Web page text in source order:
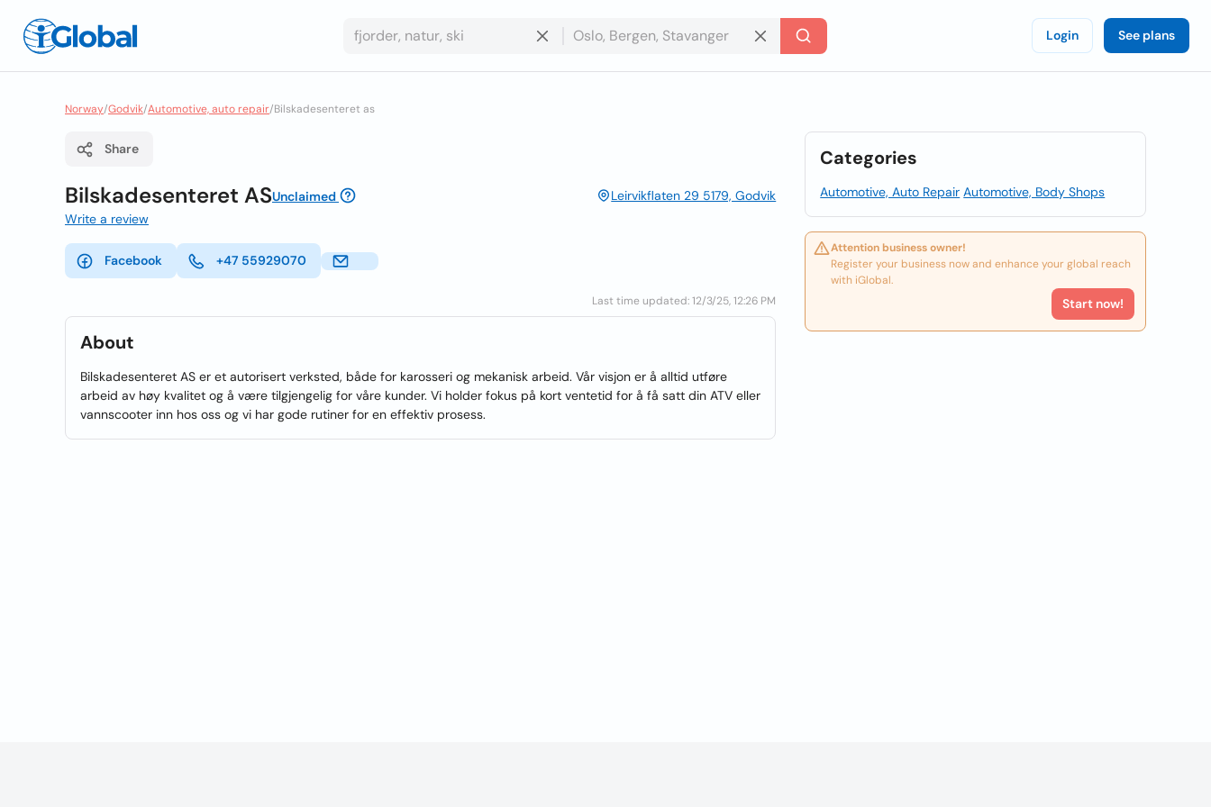
Login See plans
Norway/Godvik/Automotive, auto repair/Bilskadesenteret as
Share
Bilskadesenteret ASUnclaimed
Leirvikflaten 29 5179, Godvik
Write a review
Facebook +47 55929070
Last time updated: 12/3/25, 12:26 PM
About
Bilskadesenteret AS er et autorisert verksted, både for karosseri og mekanisk arbeid. Vår visjon er å alltid utføre
arbeid av høy kvalitet og å være tilgjengelig for våre kunder. Vi holder fokus på kort ventetid for å få satt din ATV eller
vannscooter inn hos oss og vi har gode rutiner for en effektiv prosess.
Categories
Automotive, Auto Repair Automotive, Body Shops
Attention business owner!
Register your business now and enhance your global reach
with iGlobal.
Start now!